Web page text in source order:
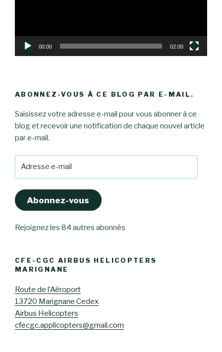
00:00 02:00
ABONNEZ-VOUS À CE BLOG PAR E-MAIL.
Saisissez votre adresse e-mail pour vous abonner à ce
blog et recevoir une notification de chaque nouvel article
par e-mail.
Abonnez-vous
Rejoignez les 84 autres abonnés
CFE-CGC AIRBUS HELICOPTERS
MARIGNANE
Route de l’Aéroport
13720 Marignane Cedex
Airbus Helicopters
cfecgc.applicopters@gmail.com